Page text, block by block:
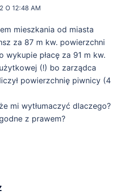
O 12:48 AM
mieszkania od miasta
za 87 m kw. powierzchni
wykupie płacę za 91 m kw.
(!) bo zarządca
powierzchnię piwnicy (4
mi wytłumaczyć dlaczego?
z prawem?